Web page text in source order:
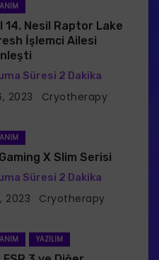
14. Nesil Raptor Lake
İşlemci Ailesi
2023 Cryotherapy
X Slim Serisi
2023 Cryotherapy
YAZILIM